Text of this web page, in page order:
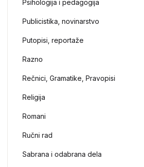
Psihologija i pedagogija
Publicistika, novinarstvo
Putopisi, reportaže
Razno
Rečnici, Gramatike, Pravopisi
Religija
Romani
Ručni rad
Sabrana i odabrana dela